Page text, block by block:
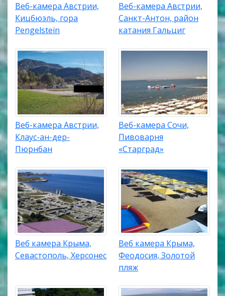
Веб-камера Австрии,
Кицбюэль, гора
Pengelstein
Веб-камера Австрии,
Санкт-Антон, район
катания Гальциг
Веб-камера Австрии,
Клаус-ан-дер-
Пюрнбан
Веб-камера Сочи,
Пивоварня
«Старград»
Веб камера Крыма,
Севастополь, Херсонес
Веб камера Крыма,
Феодосия, Золотой
пляж